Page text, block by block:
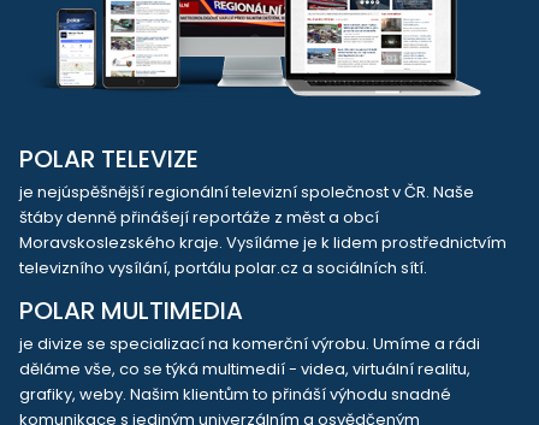
POLAR TELEVIZE
je nejúspěšnější regionální televizní společnost v ČR. Naše
štáby denně přinášejí reportáže z měst a obcí
Moravskoslezského kraje. Vysíláme je k lidem prostřednictvím
televizního vysílání, portálu polar.cz a sociálních sítí.
POLAR MULTIMEDIA
je divize se specializací na komerční výrobu. Umíme a rádi
děláme vše, co se týká multimedií - videa, virtuální realitu,
grafiky, weby. Našim klientům to přináší výhodu snadné
komunikace s jediným univerzálním a osvědčeným